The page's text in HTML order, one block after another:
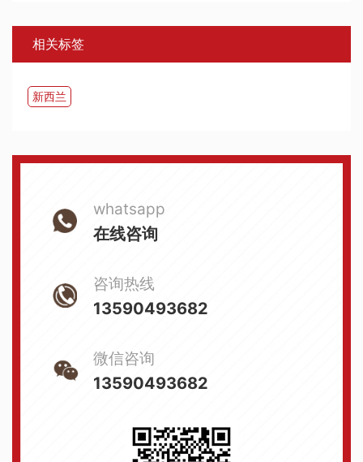
相关标签
​新西兰
whatsapp
在线咨询
咨询热线
13590493682
微信咨询
13590493682